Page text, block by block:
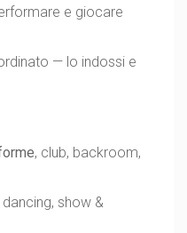
e giocare
— lo indossi e
, club, backroom,
show &